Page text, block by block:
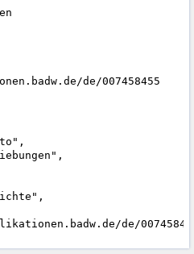
de/007458455
de/